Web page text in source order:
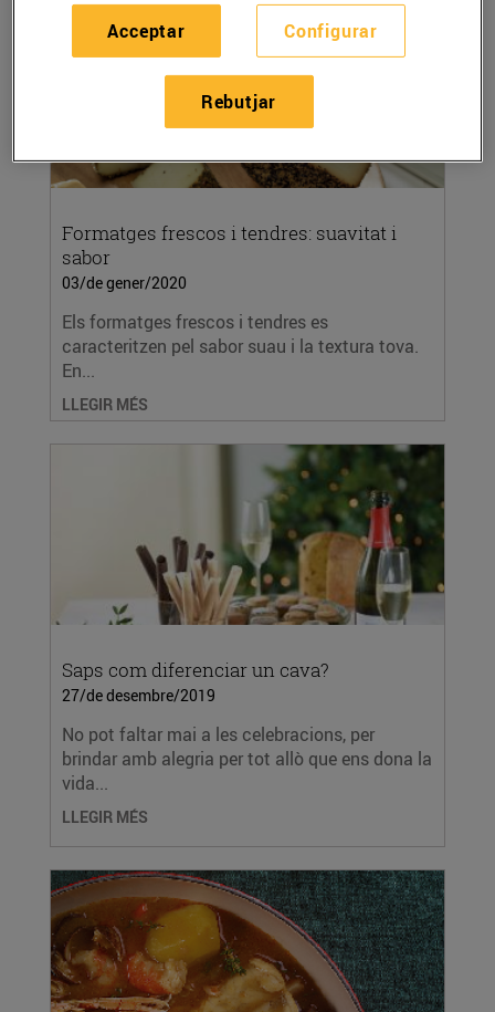
Formatges frescos i tendres: suavitat i
sabor
03/de gener/2020
Els formatges frescos i tendres es
caracteritzen pel sabor suau i la textura tova.
En...
LLEGIR MÉS
Saps com diferenciar un cava?
27/de desembre/2019
No pot faltar mai a les celebracions, per
brindar amb alegria per tot allò que ens dona la
vida...
LLEGIR MÉS
Configurar
Rebutjar
Acceptar